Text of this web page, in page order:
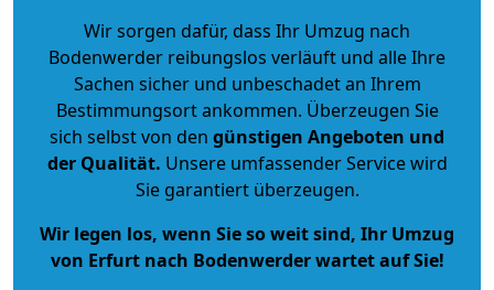
Wir sorgen dafür, dass Ihr Umzug nach
Bodenwerder reibungslos verläuft und alle Ihre
Sachen sicher und unbeschadet an Ihrem
Bestimmungsort ankommen. Überzeugen Sie
sich selbst von den günstigen Angeboten und
der Qualität. Unsere umfassender Service wird
Sie garantiert überzeugen.
Wir legen los, wenn Sie so weit sind, Ihr Umzug
von Erfurt nach Bodenwerder wartet auf Sie!